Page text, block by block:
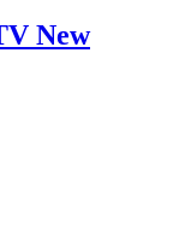
New